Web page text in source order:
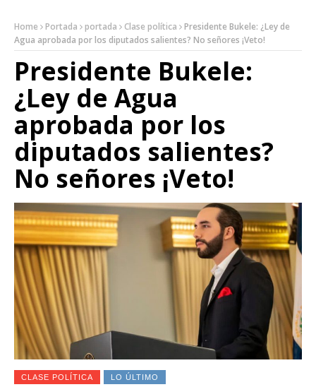
Home Portada portada Clase política
Presidente Bukele: ¿Ley de
Agua aprobada por los diputados salientes? No señores ¡Veto!
Presidente Bukele:
¿Ley de Agua
aprobada por los
diputados salientes?
No señores ¡Veto!
CLASE POLÍTICA LO ÚLTIMO